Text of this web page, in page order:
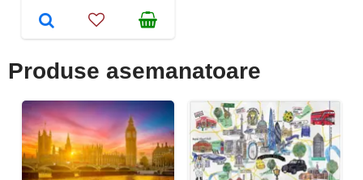
Produse asemanatoare